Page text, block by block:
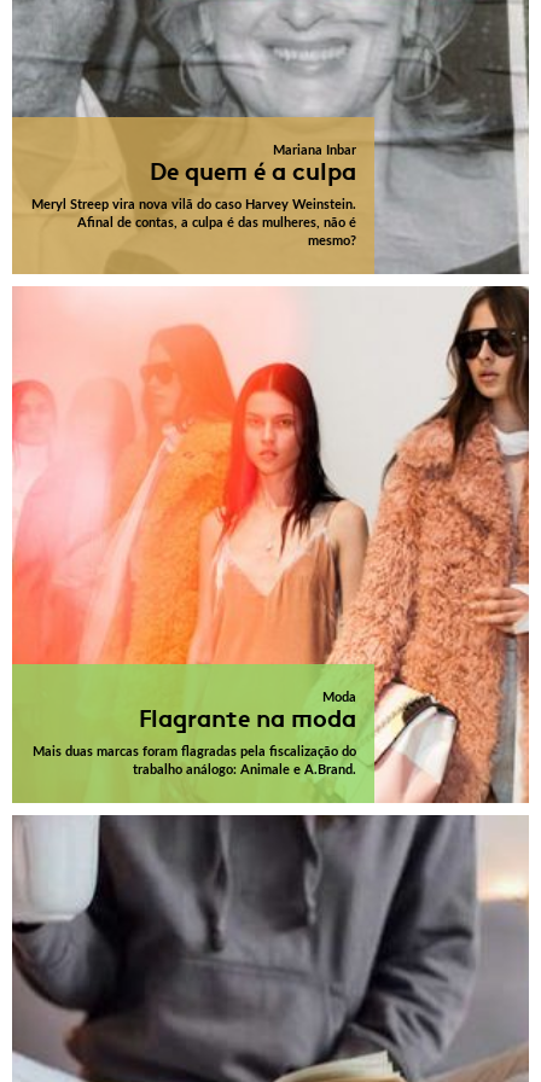
Mariana Inbar
De quem é a culpa
Meryl Streep vira nova vilã do caso Harvey Weinstein.
Afinal de contas, a culpa é das mulheres, não é
mesmo?
Moda
Flagrante na moda
Mais duas marcas foram flagradas pela fiscalização do
trabalho análogo: Animale e A.Brand.